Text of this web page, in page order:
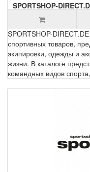
SPORTSHOP-
SPORTSHOP-
спортивных товаров,
экипировки, одежды и
жизни. В каталоге
командных видов